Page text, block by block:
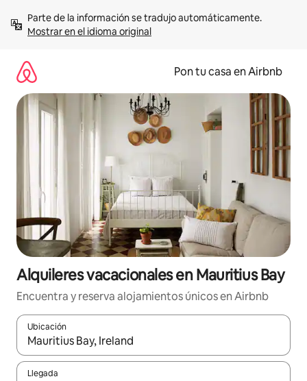
contenidoMostrar en el idioma original
Pon tu casa en Airbnb
Alquileres vacacionales en Mauritius Bay
Encuentra y reserva alojamientos únicos en Airbnb
Ubicación
Cuando los resultados estén disponibles, navega con las
Llegada